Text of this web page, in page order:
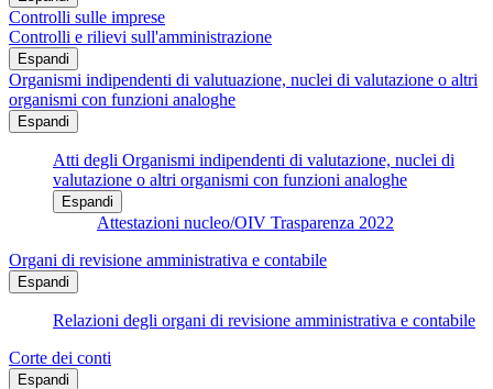
Controlli sulle imprese
Controlli e rilievi sull'amministrazione
Espandi
Organismi indipendenti di valutuazione, nuclei di valutazione o altri
organismi con funzioni analoghe
Espandi
Atti degli Organismi indipendenti di valutazione, nuclei di
valutazione o altri organismi con funzioni analoghe
Espandi
Attestazioni nucleo/OIV Trasparenza 2022
Organi di revisione amministrativa e contabile
Espandi
Relazioni degli organi di revisione amministrativa e contabile
Corte dei conti
Espandi